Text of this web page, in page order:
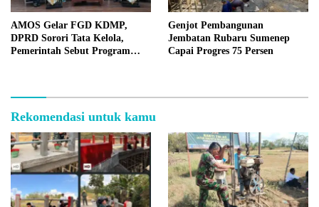
AMOS Gelar FGD KDMP,
DPRD Sorori Tata Kelola,
Pemerintah Sebut Program
Genjot Pembangunan
Jembatan Rubaru Sumenep
Capai Progres 75 Persen
Rekomendasi untuk kamu